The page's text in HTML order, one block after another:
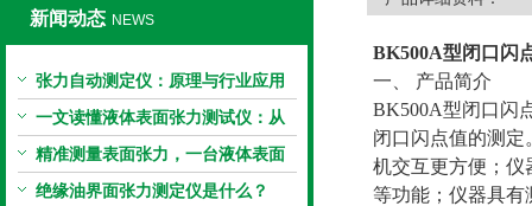
新闻动态 NEWS
张力自动测定仪：原理与行业应用
解析
一文读懂液体表面张力测试仪：从
原理到应用全掌握
精准测量表面张力，一台液体表面
张力系数测量仪就够了
绝缘油界面张力测定仪是什么？
BK500A型闭口闪
一、 产品简介
BK500A型闭口闪
闭口闪点值的测
机交互更方便；仪
等功能；仪器具有